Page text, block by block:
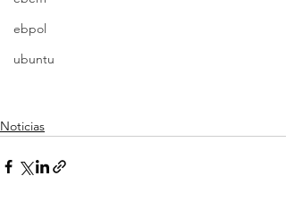
ebpol
ubuntu
Noticias